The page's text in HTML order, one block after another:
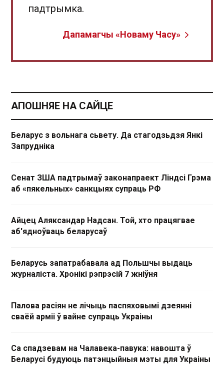
падтрымка.
Дапамагчы «Новаму Часу»
АПОШНЯЕ НА САЙЦЕ
Беларус з вольнага сьвету. Да стагодзьдзя Янкі
Запрудніка
Сенат ЗША падтрымаў законапраект Ліндсі Грэма
аб «пякельных» санкцыях супраць РФ
Айцец Аляксандар Надсан. Той, хто працягвае
аб'ядноўваць беларусаў
Беларусь запатрабавала ад Польшчы выдаць
журналіста. Хронікі рэпрэсій 7 жніўня
Палова расіян не лічыць паспяховымі дзеянні
сваёй арміі ў вайне супраць Украіны
Са спадзевам на Чалавека-павука: навошта ў
Беларусі будуюць патэнцыйныя мэты для Украіны